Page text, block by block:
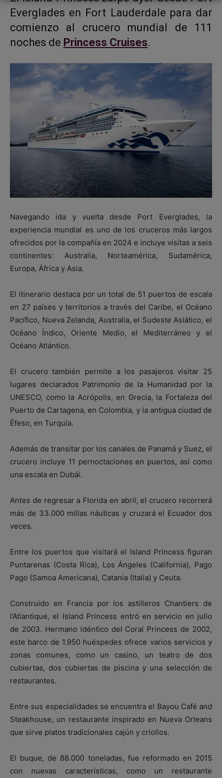
Everglades en Fort Lauderdale para dar
comienzo al crucero mundial de 111
noches de Princess Cruises.
Navegando ida y vuelta desde Port Everglades, la
experiencia mundial es uno de los cruceros más largos
ofrecidos por la compañía en 2024 e incluye visitas a seis
continentes: Australia, Norteamérica, Sudamérica,
Europa, África y Asia.
El itinerario destaca por un total de 51 puertos de escala
en 27 países y territorios a través del Caribe, el Océano
Pacífico, Nueva Zelanda, Australia, el Sudeste Asiático, el
Océano Índico, Oriente Medio, el Mediterráneo y el
Océano Atlántico.
El crucero también permite a los pasajeros visitar 25
lugares declarados Patrimonio de la Humanidad por la
UNESCO, como la Acrópolis, en Grecia, la Fortaleza del
Puerto de Cartagena, en Colombia, y la antigua ciudad de
Éfeso, en Turquía.
Además de transitar por los canales de Panamá y Suez, el
crucero incluye 11 pernoctaciones en puertos, así como
una escala en Dubái.
Antes de regresar a Florida en abril, el crucero recorrerá
más de 33.000 millas náuticas y cruzará el Ecuador dos
veces.
Entre los puertos que visitará el Island Princess figuran
Puntarenas (Costa Rica), Los Ángeles (California), Pago
Pago (Samoa Americana), Catania (Italia) y Ceuta.
Construido en Francia por los astilleros Chantiers de
l’Atlantique, el Island Princess entró en servicio en julio
de 2003. Hermano idéntico del Coral Princess de 2002,
este barco de 1.950 huéspedes ofrece varios servicios y
zonas comunes, como un casino, un teatro de dos
cubiertas, dos cubiertas de piscina y una selección de
restaurantes.
Entre sus especialidades se encuentra el Bayou Café and
Steakhouse, un restaurante inspirado en Nueva Orleans
que sirve platos tradicionales cajún y criollos.
El buque, de 88.000 toneladas, fue reformado en 2015
con nuevas características, como un restaurante